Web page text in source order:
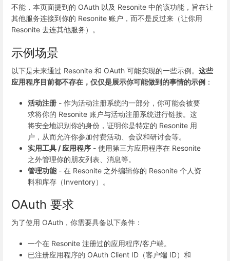
不能，本页面提到的 OAuth 以及 Resonite 中的该功能，旨在让
其他服务连接到你的 Resonite 账户，而不是反过来（让你用
Resonite 去连其他服务）。
示例场景
以下是未来通过 Resonite 和 OAuth 可能实现的一些示例。 这些
应用程序目前都不存在，仅仅是展示你可能做到的事情的示例 ：
活动注册 - 作为活动注册系统的一部分，你可能会被要
求将你的 Resonite 账户与活动注册系统进行链接。这
将安全地识别你的身份，证明你是特定的 Resonite 用
户，从而允许你参加付费活动、会议和研讨会等。
实用工具 / 应用程序 - 使用第三方应用程序在 Resonite
之外管理你的朋友列表、消息等。
管理功能- 在 Resonite 之外编辑你的 Resonite 个人资
料和库存（Inventory）。
OAuth 要求
为了使用 OAuth，你需要具备以下条件：
一个在 Resonite 注册过的应用程序/客户端。
已注册应用程序的 OAuth Client ID（客户端 ID）和